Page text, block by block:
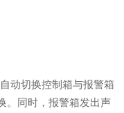
动切换控制箱与报警箱
。同时，报警箱发出声